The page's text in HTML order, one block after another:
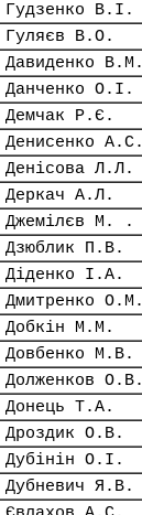
Гудзенко В.І.
Гуляєв В.О.
Давиденко В.М.
Данченко О.І.
Демчак Р.Є.
Денисенко А.С.
Денісова Л.Л.
Деркач А.Л.
Джемілєв М. .
Дзюблик П.В.
Діденко І.А.
Дмитренко О.М.
Добкін М.М.
Довбенко М.В.
Долженков О.В.
Донець Т.А.
Дроздик О.В.
Дубінін О.І.
Дубневич Я.В.